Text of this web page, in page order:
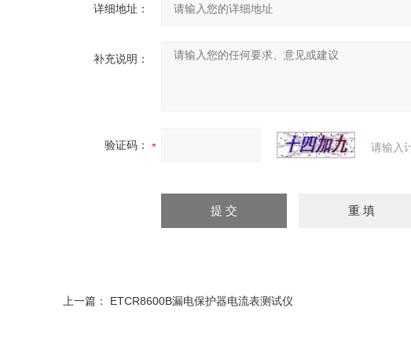
详细地址：
补充说明：
验证码： 请输入
上一篇： ETCR8600B漏电保护器电流表测试仪